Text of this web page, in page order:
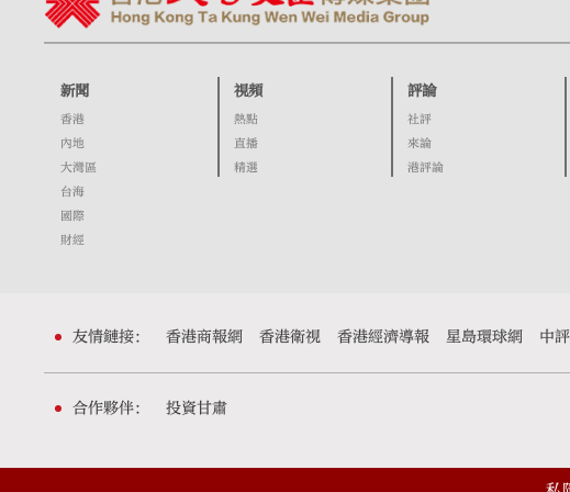
新聞
香港
內地
大灣區
台海
國際
財經
視頻
熱點
直播
精選
評論
社評
來論
港評論
友情鏈接： 香港商報網 香港衛視 香港經濟導報 星島環球網 中
合作夥伴： 投資甘肅